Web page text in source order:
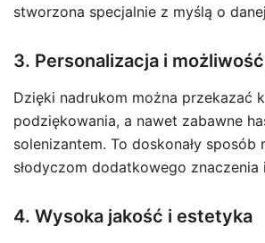
stworzona specjalnie z myślą o
3. Personalizacja i
Dzięki nadrukom można przekazać
podziękowania, a nawet zabawne
solenizantem. To doskonały sposób
słodyczom dodatkowego znaczenia
4. Wysoka jakość i estetyka